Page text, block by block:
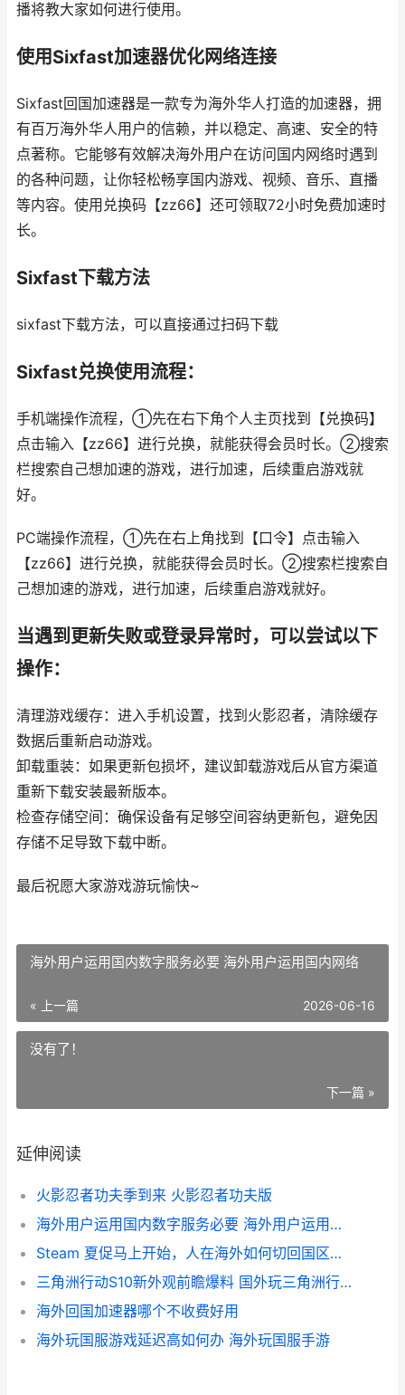
播将教大家如何进行使用。
使用Sixfast加速器优化网络连接
Sixfast回国加速器是一款专为海外华人打造的加速器，拥
有百万海外华人用户的信赖，并以稳定、高速、安全的特
点著称。它能够有效解决海外用户在访问国内网络时遇到
的各种问题，让你轻松畅享国内游戏、视频、音乐、直播
等内容。使用兑换码【zz66】还可领取72小时免费加速时
长。
Sixfast下载方法
sixfast下载方法，可以直接通过扫码下载
Sixfast兑换使用流程：
手机端操作流程，①先在右下角个人主页找到【兑换码】
点击输入【zz66】进行兑换，就能获得会员时长。②搜索
栏搜索自己想加速的游戏，进行加速，后续重启游戏就
好。
PC端操作流程，①先在右上角找到【口令】点击输入
【zz66】进行兑换，就能获得会员时长。②搜索栏搜索自
己想加速的游戏，进行加速，后续重启游戏就好。
当遇到更新失败或登录异常时，可以尝试以下
操作：
清理游戏缓存：进入手机设置，找到火影忍者，清除缓存
数据后重新启动游戏。
卸载重装：如果更新包损坏，建议卸载游戏后从官方渠道
重新下载安装最新版本。
检查存储空间：确保设备有足够空间容纳更新包，避免因
存储不足导致下载中断。
最后祝愿大家游戏游玩愉快~
海外用户运用国内数字服务必要 海外用户运用国内网络
« 上一篇 2026-06-16
没有了！
下一篇 »
延伸阅读
火影忍者功夫季到来 火影忍者功夫版
海外用户运用国内数字服务必要 海外用户运用国内网络
Steam 夏促马上开始，人在海外如何切回国区低价 steam夏促都打折吗
三角洲行动S10新外观前瞻爆料 国外玩三角洲行动国服延迟高如何化解 三角洲行动s10新赛季
海外回国加速器哪个不收费好用
海外玩国服游戏延迟高如何办 海外玩国服手游